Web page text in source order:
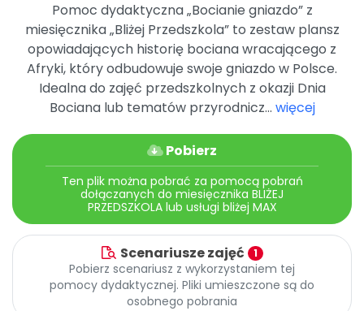
Pomoc dydaktyczna „Bocianie gniazdo” z
miesięcznika „Bliżej Przedszkola” to zestaw plansz
opowiadających historię bociana wracającego z
Afryki, który odbudowuje swoje gniazdo w Polsce.
Idealna do zajęć przedszkolnych z okazji Dnia
Bociana lub tematów przyrodnicz... więcej
Pobierz
Ten plik można pobrać za pomocą pobrań
dołączanych do miesięcznika BLIŻEJ
PRZEDSZKOLA lub usługi bliżej MAX
Scenariusze zajęć 1
Pobierz scenariusz z wykorzystaniem tej
pomocy dydaktycznej. Pliki umieszczone są do
osobnego pobrania